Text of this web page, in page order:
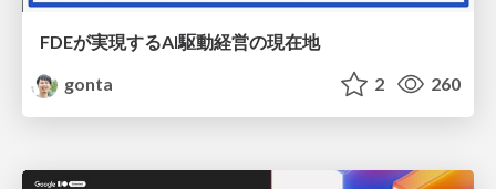
FDEが実現するAI駆動経営の現在地
gonta
2 260